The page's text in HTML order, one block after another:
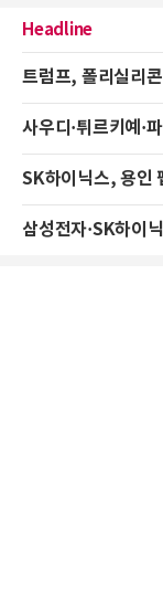
Headline
트럼프, 폴리실리
사우디·튀르키예·
SK하이닉스, 용인
삼성전자·SK하이